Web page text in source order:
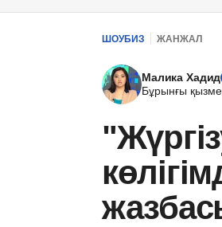
ШОУБИЗ ЖАНЖАЛ
Малика Хадид
Бұрынғы